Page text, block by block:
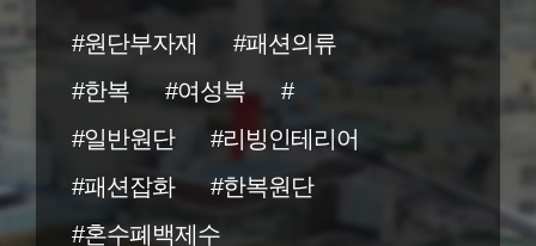
#원단부자재
#패션의류
#한복
#여성복
#
#일반원단
#리빙인테리어
#패션잡화
#한복원단
#혼수폐백제수